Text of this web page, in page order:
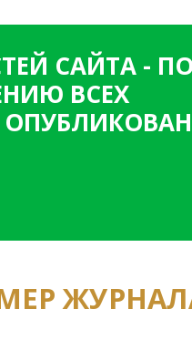
САЙТА -
ВСЕХ